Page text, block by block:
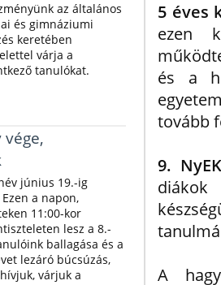
az általános
és gimnáziumi
keretében
várja a
tanulókat.
vége,
június 19.-ig
a napon,
11:00-kor
lesz a 8.-
ballagása és a
lezáró búcsúzás,
várjuk a
5 éves
ezen
és a
tovább
9.
A